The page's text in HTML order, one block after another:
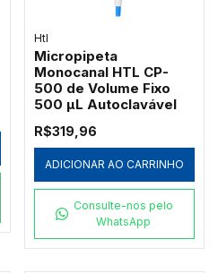
Htl
Micropipeta
Monocanal HTL CP-
500 de Volume Fixo
500 µL Autoclavável
R$319,96
ADICIONAR AO CARRINHO
Consulte-nos pelo
WhatsApp